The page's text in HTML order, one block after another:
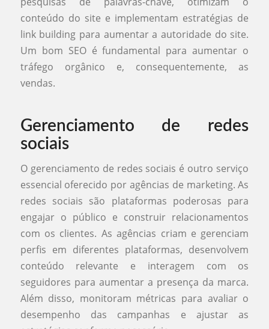
conteúdo do site e implementam estratégias de
link building para aumentar a autoridade do site.
Um bom SEO é fundamental para aumentar o
tráfego orgânico e, consequentemente, as
vendas.
Gerenciamento de redes
sociais
O gerenciamento de redes sociais é outro serviço
essencial oferecido por agências de marketing. As
redes sociais são plataformas poderosas para
engajar o público e construir relacionamentos
com os clientes. As agências criam e gerenciam
perfis em diferentes plataformas, desenvolvem
conteúdo relevante e interagem com os
seguidores para aumentar a presença da marca.
Além disso, monitoram métricas para avaliar o
desempenho das campanhas e ajustar as